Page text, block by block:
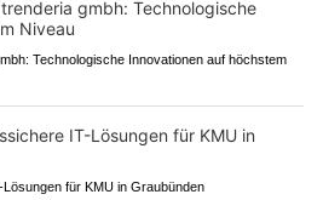
Technologische Innovationen auf höchstem
für KMU in Graubünden